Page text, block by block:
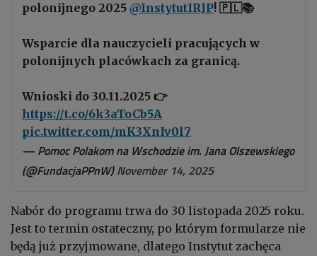
polonijnego 2025 @InstytutIRJP! 🇵🇱📚
Wsparcie dla nauczycieli pracujących w
polonijnych placówkach za granicą.
Wnioski do 30.11.2025 👉
https://t.co/6k3aToCb5A
pic.twitter.com/mK3XnIv0l7
— Pomoc Polakom na Wschodzie im. Jana Olszewskiego
(@FundacjaPPnW)November 14, 2025
Nabór do programu trwa do 30 listopada 2025 roku.
Jest to termin ostateczny, po którym formularze nie
będą już przyjmowane, dlatego Instytut zachęca